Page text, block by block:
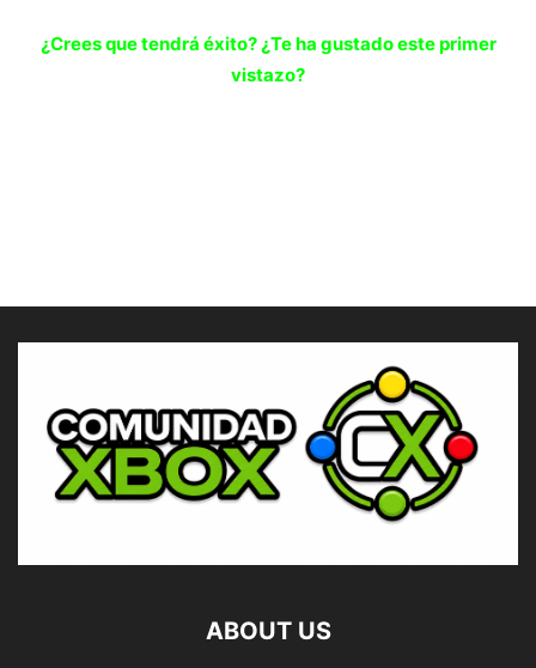
¿Crees que tendrá éxito? ¿Te ha gustado este primer
vistazo?
ABOUT US